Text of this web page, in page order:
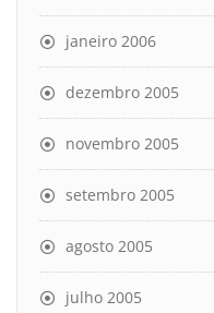
janeiro 2006
dezembro 2005
novembro 2005
setembro 2005
agosto 2005
julho 2005